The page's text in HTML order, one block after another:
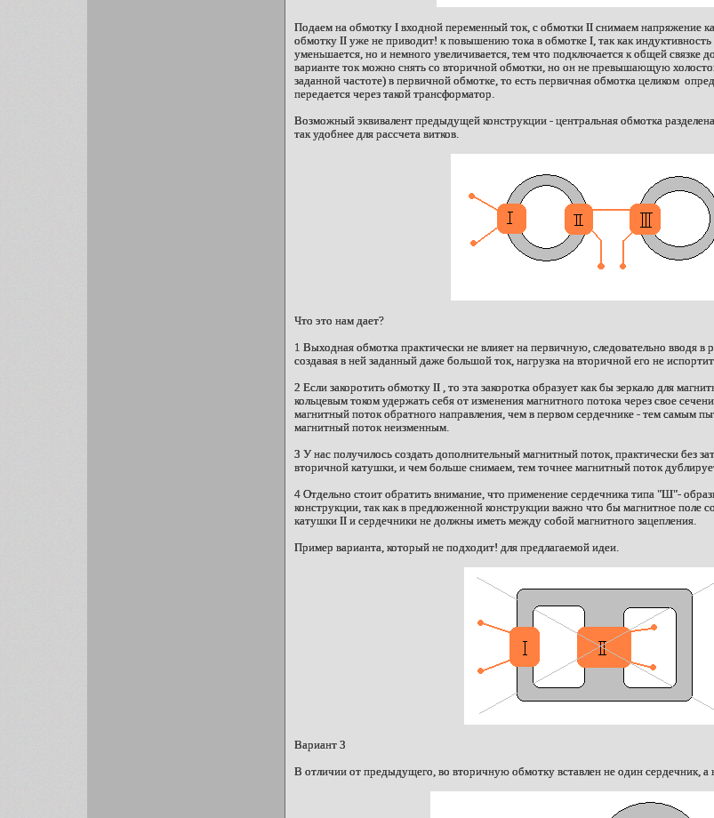
Подаем на обмотку I входной переменный ток, с обмотки II снимаем напряжение
обмотку II уже не приводит! к повышению тока в обмотке I, так как
уменьшается, но и немного увеличивается, тем что подключается к общей связке
варианте ток можно снять со вторичной обмотки, но он не превышающую
заданной частоте) в первичной обмотке, то есть первичная обмотка целиком
передается через такой трансформатор.
Возможный эквивалент предыдущей конструкции - центральная обмотка
так удобнее для рассчета витков.
Что это нам дает?
1 Выходная обмотка практически не влияет на первичную, следовательно вводя
создавая в ней заданный даже большой ток, нагрузка на вторичной его не
2 Если закоротить обмотку II , то эта закоротка образует как бы зеркало для
кольцевым током удержать себя от изменения магнитного потока через свое
магнитный поток обратного направления, чем в первом сердечнике - тем самым
магнитный поток неизменным.
3 У нас получилось создать дополнительный магнитный поток, практически без
вторичной катушки, и чем больше снимаем, тем точнее магнитный поток
4 Отдельно стоит обратить внимание, что применение сердечника типа "Ш"-
конструкции, так как в предложенной конструкции важно что бы магнитное поле
катушки II и сердечники не должны иметь между собой магнитного зацепления.
Пример варианта, который не подходит! для предлагаемой идеи.
Вариант 3
В отличии от предыдущего, во вторичную обмотку вставлен не один сердечник, а